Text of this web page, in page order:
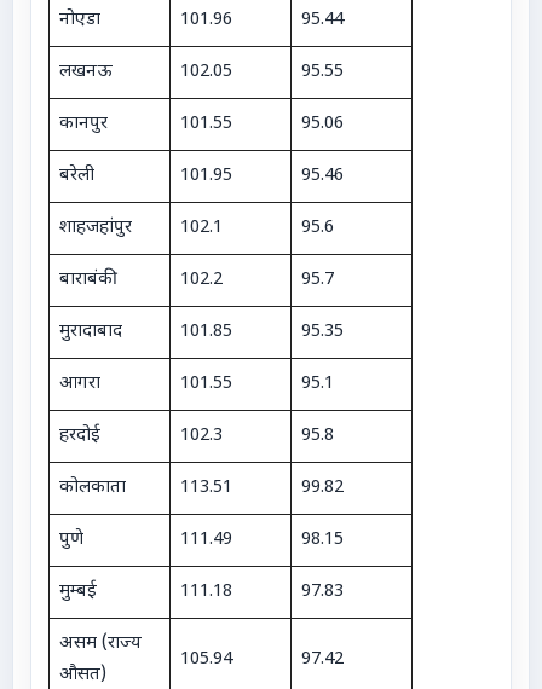
नोएडा 101.96 95.44
लखनऊ 102.05 95.55
कानपुर 101.55 95.06
बरेली 101.95 95.46
शाहजहांपुर 102.1 95.6
बाराबंकी 102.2 95.7
मुरादाबाद 101.85 95.35
आगरा 101.55 95.1
हरदोई 102.3 95.8
कोलकाता 113.51 99.82
पुणे 111.49 98.15
मुम्बई 111.18 97.83
असम (राज्य
औसत)
105.94 97.42